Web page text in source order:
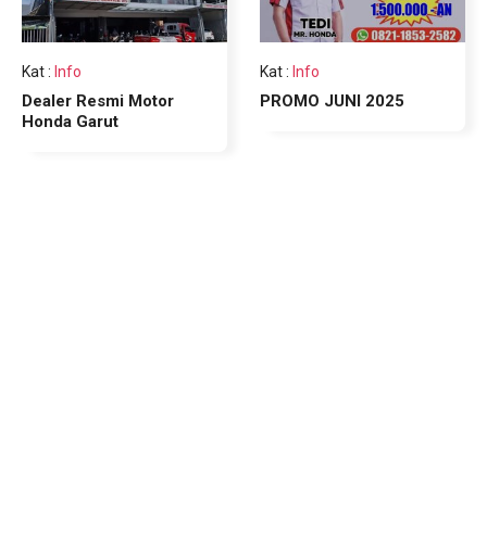
INFO & PROMO TERBARU
Kat: Info
Dealer Resmi Motor
Honda Garut
Kat: Info
PROMO JUNI 2025